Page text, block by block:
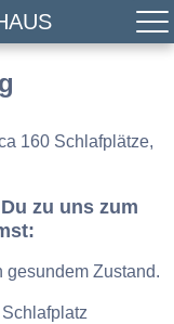
160 Schlafplätze,
zu uns zum
gesundem Zustand.